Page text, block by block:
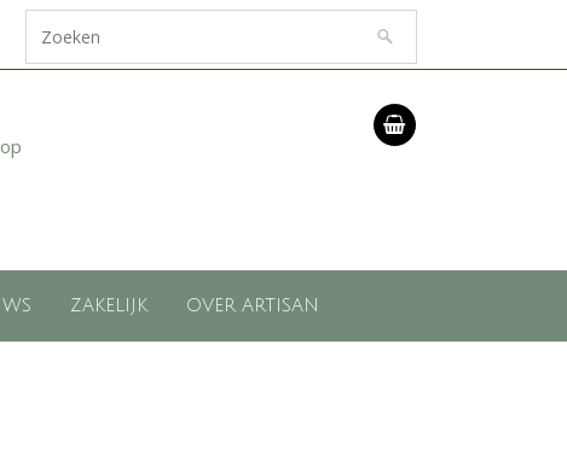
ZAKELIJK OVER ARTISAN